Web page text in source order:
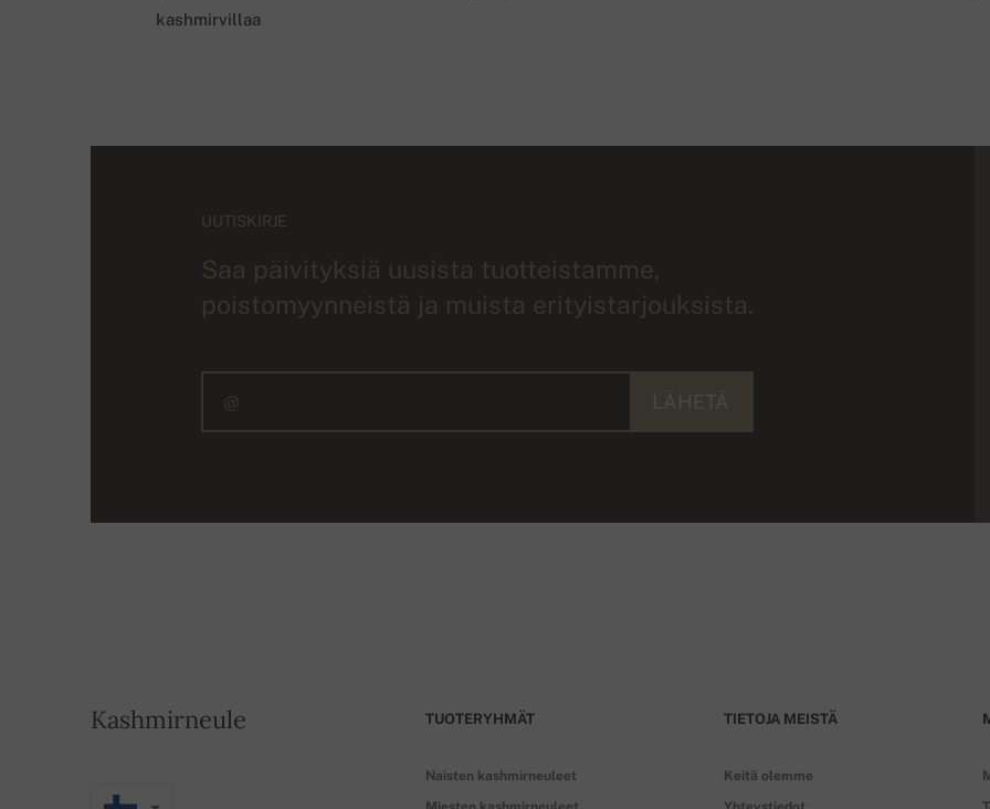
kashmirvillaa
UUTISKIRJE
Saa päivityksiä uusista tuotteistamme,
poistomyynneistä ja muista erityistarjouksista.
Kashmirneule TUOTERYHMÄT
Naisten kashmirneuleet
TIETOJA MEISTÄ
Keitä olemme